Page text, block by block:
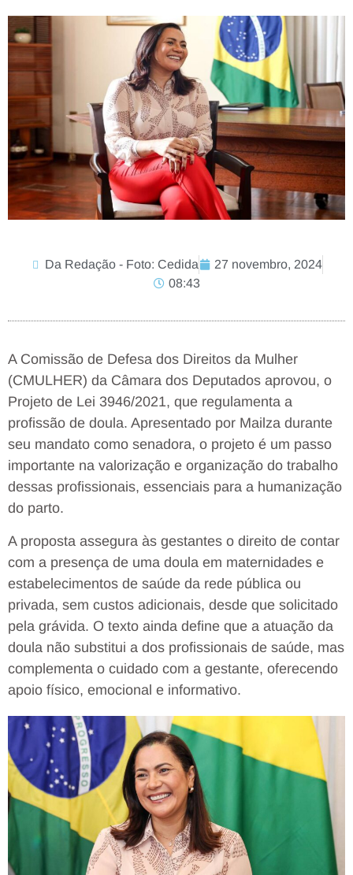
Da Redação - Foto: Cedida
27 novembro, 2024
08:43
A Comissão de Defesa dos Direitos da Mulher
(CMULHER) da Câmara dos Deputados aprovou, o
Projeto de Lei 3946/2021, que regulamenta a
profissão de doula. Apresentado por Mailza durante
seu mandato como senadora, o projeto é um passo
importante na valorização e organização do trabalho
dessas profissionais, essenciais para a humanização
do parto.
A proposta assegura às gestantes o direito de contar
com a presença de uma doula em maternidades e
estabelecimentos de saúde da rede pública ou
privada, sem custos adicionais, desde que solicitado
pela grávida. O texto ainda define que a atuação da
doula não substitui a dos profissionais de saúde, mas
complementa o cuidado com a gestante, oferecendo
apoio físico, emocional e informativo.